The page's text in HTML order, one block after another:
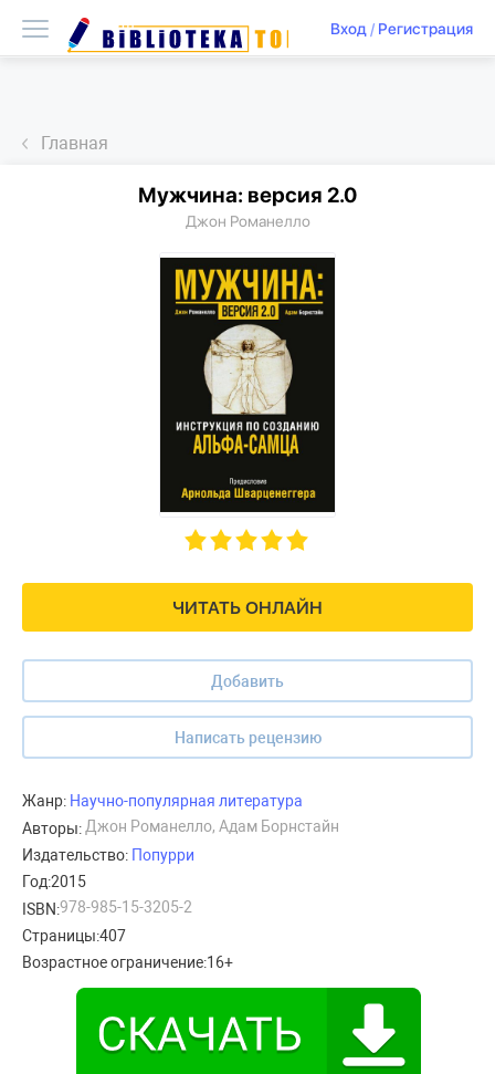
Вход/ Регистрация
Главная
ЧИТАТЬ ОНЛАЙН
Добавить
Написать рецензию
Мужчина: версия 2.0
Джон Романелло
Жанр: Научно-популярная литература
Авторы:Джон Романелло, Адам Борнстайн
Издательство: Попурри
Год:2015
ISBN:978-985-15-3205-2
Страницы:407
Возрастное ограничение:16+